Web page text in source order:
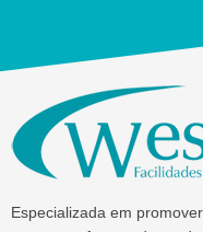
Especializada em